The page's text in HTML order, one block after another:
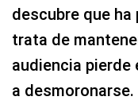
descubre que ha
trata de
audiencia pierde
a desmoronarse.